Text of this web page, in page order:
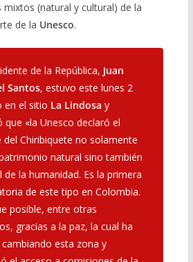
(natural y cultural) de la
de la Unesco.
de la República, Juan
Santos, estuvo este lunes 2
en el sitio La Lindosa y
que «la Unesco declaró el
del Chiribiquete no solamente
natural sino también
de la humanidad. Es la primera
de este tipo en Colombia.
posible, entre otras
gracias a la paz, la cual ha
esta zona y